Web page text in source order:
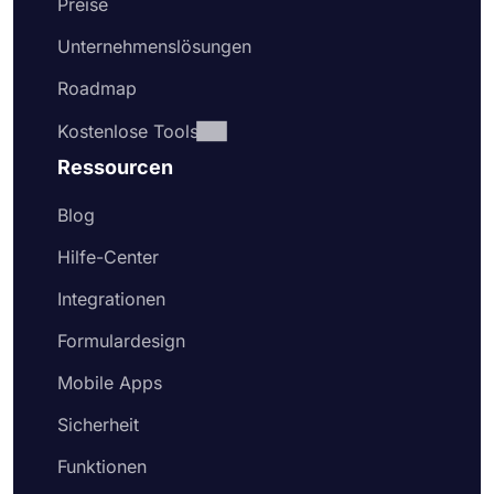
Datenerfassung ist mit forms.app viel einfacher.
sollten, um Ihr Online-Bewerbungsformular zu
erstellen:
Wählen Sie eine kostenlose Formularvorlage
Fügen Sie Auswahlfragen oder Textfelder
bearbeiten Sie die vorhandenen Fragen
sichtbaren Teil Ihres Formulars hinzu
Aktivieren Sie die Willkommensseite, um
potenzielle Bewerber willkommen zu heißen
und ihnen zu erklären, was sie tun müssen,
Gehen Sie zur Registerkarte „Design“ und
ändern Sie das Aussehen Ihres
Bewerbungsformulars
Preise
Unternehmenslösungen
Roadmap
Kostenlose Tools
Ressourcen
Blog
Hilfe-Center
Integrationen
Formulardesign
Mobile Apps
Sicherheit
Funktionen